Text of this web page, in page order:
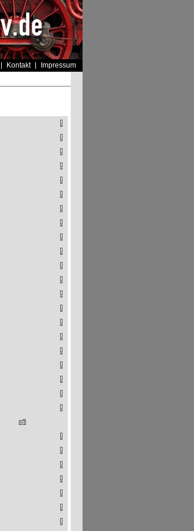
Kontakt Impressum